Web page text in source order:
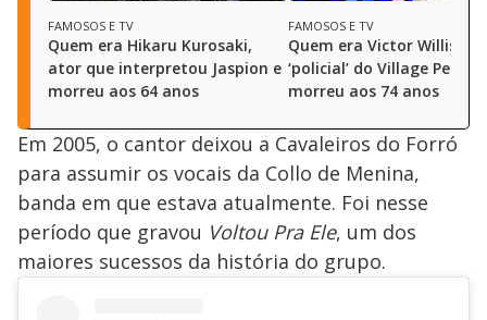
FAMOSOS E TV
Quem era Hikaru Kurosaki,
ator que interpretou Jaspion e
morreu aos 64 anos
FAMOSOS E TV
Quem era Victor Willis, o
‘policial’ do Village
morreu aos 74 anos
Em 2005, o cantor deixou a Cavaleiros do Forró
para assumir os vocais da Collo de Menina,
banda em que estava atualmente. Foi nesse
período que gravou Voltou Pra Ele, um dos
maiores sucessos da história do grupo.